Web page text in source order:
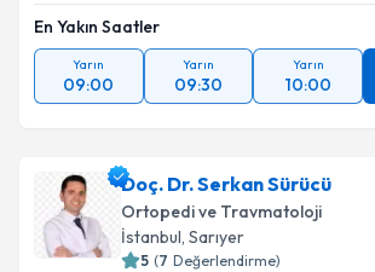
En Yakın Saatler
Yarın
09:00
Yarın
09:30
Yarın
10:00
Doç. Dr. Serkan Sürücü
Ortopedi ve Travmatoloji
İstanbul, Sarıyer
5 (7 Değerlendirme)